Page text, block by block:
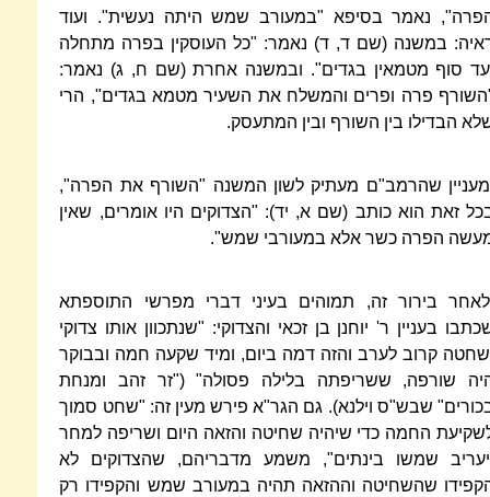
נאמר בסיפא "במעורב שמש היתה נעשית". ועוד
במשנה (שם ד, ד) נאמר: "כל העוסקין בפרה מתחלה
סוף מטמאין בגדים". ובמשנה אחרת (שם ח, ג) נאמר:
פרה ופרים והמשלח את השעיר מטמא בגדים", הרי
הבדילו בין השורף ובין המתעסק.
שהרמב"ם מעתיק לשון המשנה "השורף את הפרה",
זאת הוא כותב (שם א, יד): "הצדוקים היו אומרים, שאין
הפרה כשר אלא במעורבי שמש".
בירור זה, תמוהים בעיני דברי מפרשי התוספתא
בעניין ר' יוחנן בן זכאי והצדוקי: "שנתכוון אותו צדוקי
קרוב לערב והזה דמה ביום, ומיד שקעה חמה ובבוקר
שורפה, ששריפתה בלילה פסולה" ("זר זהב ומנחת
שבש"ס וילנא). גם הגר"א פירש מעין זה: "שחט סמוך
החמה כדי שיהיה שחיטה והזאה היום ושריפה למחר
שמשו בינתים", משמע מדבריהם, שהצדוקים לא
שהשחיטה וההזאה תהיה במעורב שמש והקפידו רק